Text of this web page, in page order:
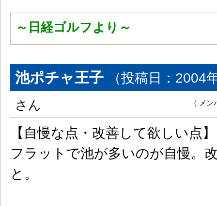
～日経ゴルフより～
池ポチャ王子 （投稿日：
さん （ メ
【自慢な点・改善して欲しい点】
フラットで池が多いのが自慢。
と。